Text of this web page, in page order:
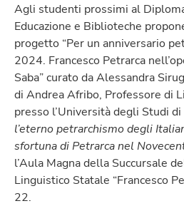
Agli studenti prossimi al
Educazione e Biblioteche
progetto “Per un anniversario
2024. Francesco Petrarca
Saba” curato da Alessandra
di Andrea Afribo, Professore di
presso l’Università degli Studi di
l’eterno petrarchismo degli
sfortuna di Petrarca nel
l’Aula Magna della Succursale
Linguistico Statale “Francesco
22.